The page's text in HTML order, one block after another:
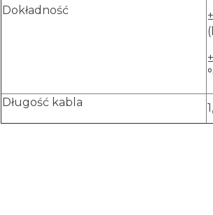
Dokładność
Długość kabla